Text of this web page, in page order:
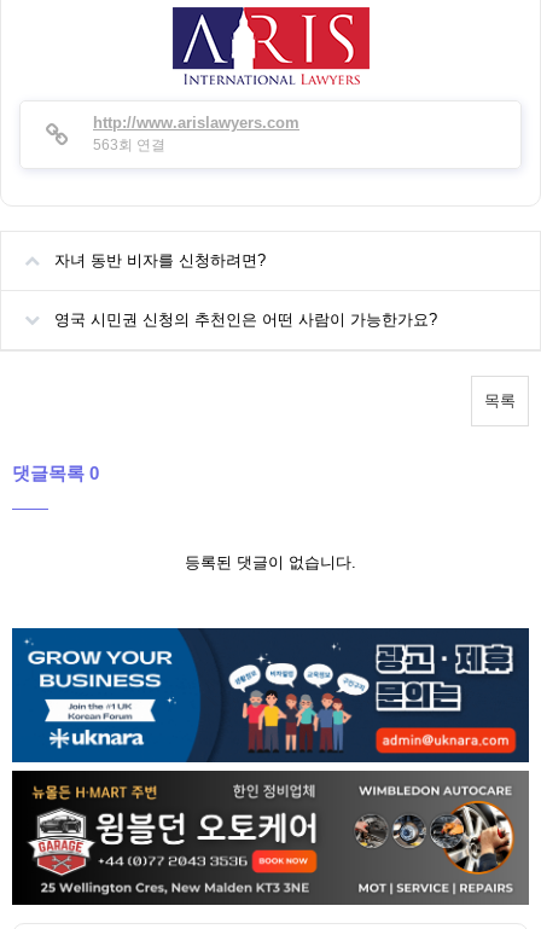
http://www.arislawyers.com
563회 연결
자녀 동반 비자를 신청하려면?
영국 시민권 신청의 추천인은 어떤 사람이 가능한가요?
목록
댓글목록 0
등록된 댓글이 없습니다.